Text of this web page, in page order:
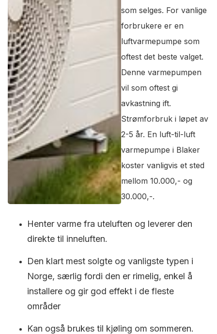
som selges. For vanlige
forbrukere er en
luftvarmepumpe som
oftest det beste valget.
Denne varmepumpen
vil som oftest gi
avkastning ift.
Strømforbruk i løpet av
2-5 år. En luft-til-luft
varmepumpe i Blaker
koster vanligvis et sted
mellom 10.000,- og
30.000,-.
Henter varme fra uteluften og leverer den
direkte til inneluften.
Den klart mest solgte og vanligste typen i
Norge, særlig fordi den er rimelig, enkel å
installere og gir god effekt i de fleste
områder
Kan også brukes til kjøling om sommeren.